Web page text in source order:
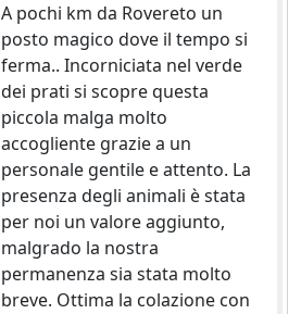
A pochi km da Rovereto un
posto magico dove il tempo si
ferma.. Incorniciata nel verde
dei prati si scopre questa
piccola malga molto
accogliente grazie a un
personale gentile e attento. La
presenza degli animali è stata
per noi un valore aggiunto,
malgrado la nostra
permanenza sia stata molto
breve. Ottima la colazione con